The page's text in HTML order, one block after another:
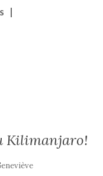
Kilimanjaro!